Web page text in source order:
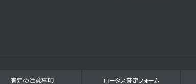
査定の注意事項 ロータス査定フォーム